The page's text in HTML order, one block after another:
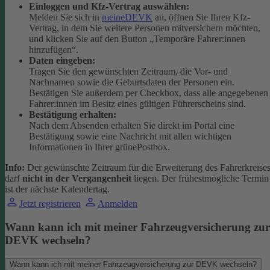
Einloggen und Kfz-Vertrag auswählen:
Melden Sie sich in meineDEVK an, öffnen Sie Ihren Kfz-
Vertrag, in dem Sie weitere Personen mitversichern möchten,
und klicken Sie auf den Button „Temporäre Fahrer:innen
hinzufügen“.
Daten eingeben:
Tragen Sie den gewünschten Zeitraum, die Vor- und
Nachnamen sowie die Geburtsdaten der Personen ein.
Bestätigen Sie außerdem per Checkbox, dass alle angegebenen
Fahrer:innen im Besitz eines gültigen Führerscheins sind.
Bestätigung erhalten:
Nach dem Absenden erhalten Sie direkt im Portal eine
Bestätigung sowie eine Nachricht mit allen wichtigen
Informationen in Ihrer grünePostbox.
Info: Der gewünschte Zeitraum für die Erweiterung des Fahrerkreises
darf nicht in der Vergangenheit liegen. Der frühestmögliche Termin
ist der nächste Kalendertag.
Jetzt registrieren
Anmelden
Wann kann ich mit meiner Fahrzeugversicherung zur
DEVK wechseln?
Wann kann ich mit meiner Fahrzeugversicherung zur DEVK wechseln?